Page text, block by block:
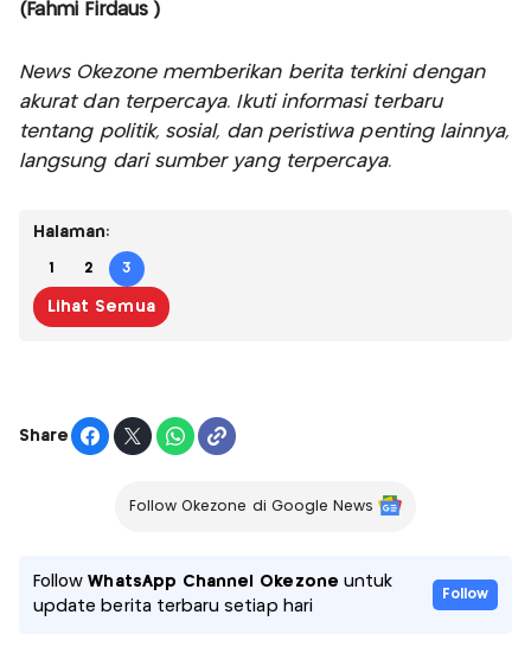
(Fahmi Firdaus )
News Okezone memberikan berita terkini dengan
akurat dan terpercaya. Ikuti informasi terbaru
tentang politik, sosial, dan peristiwa penting lainnya,
langsung dari sumber yang terpercaya.
Halaman:
1 2 3
Lihat Semua
Share
Follow Okezone di Google News
FollowWhatsApp Channel Okezone untuk
update berita terbaru setiap hari
Follow